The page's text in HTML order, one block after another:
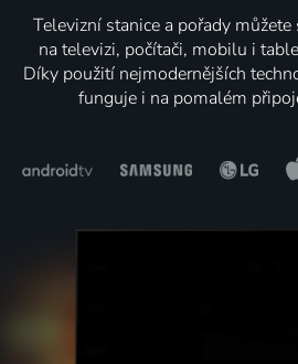
Televizní stanice a pořady
na televizi, počítači, mobilu i
Díky použití nejmodernějších
funguje i na pomalém